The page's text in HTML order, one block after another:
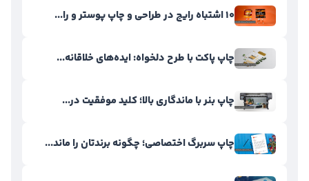
۱۰ اشتباه رایج در طراحی و چاپ پوستر و را...
چاپ پاکت با طرح دلخواه: ایده‌های خلاقانه...
چاپ بنر با ماندگاری بالا؛ کلید موفقیت در...
چاپ سربرگ اختصاصی؛ چگونه برندتان را ماند...